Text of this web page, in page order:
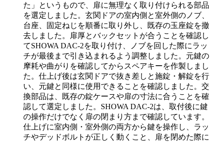
た」というもので、扉に無理なく取り付けられる部品
を選定しました。玄関ドアの室内側と室外側のノブ、
台座、固定ねじを順番に取り外し、既存の玉座錠を撤
去しました。扉厚とバックセットが合うことを確認し
てSHOWA DAC-2を取り付け、ノブを回した際にラッ
チが最後まで引き込まれるよう調整しました。元鍵の
摩耗や曲がりを確認してからスペアキーを作製しまし
た。仕上げ後は玄関ドアで抜き差しと施錠・解錠を行
い、元鍵と同様に使用できることを確認しました。交
換部品は、既存の錠ケースや扉の寸法に合うことを確
認して選定しました。SHOWA DAC-2は、取付後に鍵
の操作だけでなく扉の閉まり方まで確認しています。
仕上げに室内側・室外側の両方から鍵を操作し、ラッ
チやデッドボルトが正しく動くこと、扉を閉めた際に